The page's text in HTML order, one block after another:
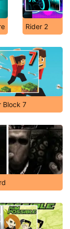
Rider 2
Block 7